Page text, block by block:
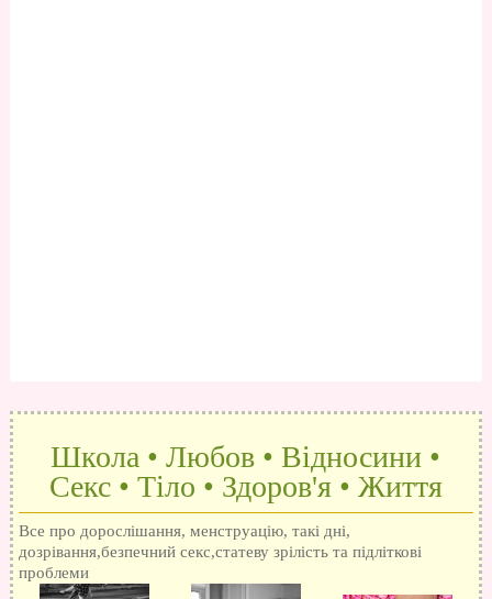
Школа • Любов • Відносини •
Секс • Тіло • Здоров'я • Життя
Все про дорослішання, менструацію, такі дні,
дозрівання,безпечний секс,статеву зрілість та підліткові
проблеми